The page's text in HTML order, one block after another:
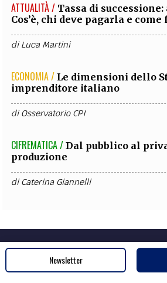
ATTUALITÀ / Tassa di
Cos’è, chi deve pagarla e
diLuca Martini
ECONOMIA / Le dimensioni dello
imprenditore italiano
diOsservatorio CPI
CIFREMATICA / Dal pubblico al
produzione
diCaterina Giannelli
Newsletter